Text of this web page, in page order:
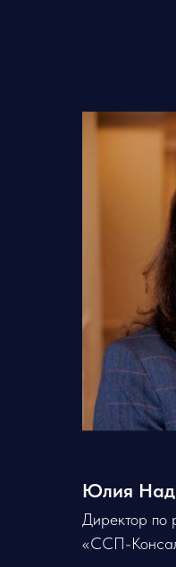
Юлия
Директор по
«ССП-